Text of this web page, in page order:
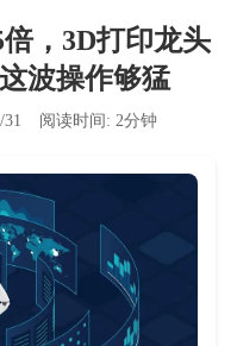
，3D打印龙头
波操作够猛
阅读时间: 2分钟